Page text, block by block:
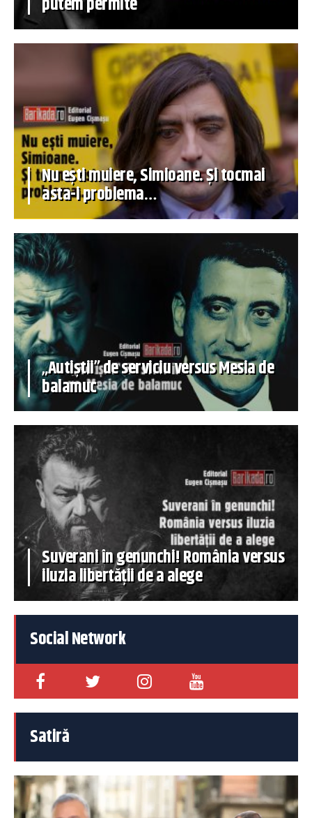
Nu ești muiere, Simioane. Și tocmai
asta-i problema…
„Autiștii” de serviciu versus Mesia de
balamuc
Suverani în genunchi! România versus
iluzia libertății de a alege
Social Network
Satiră